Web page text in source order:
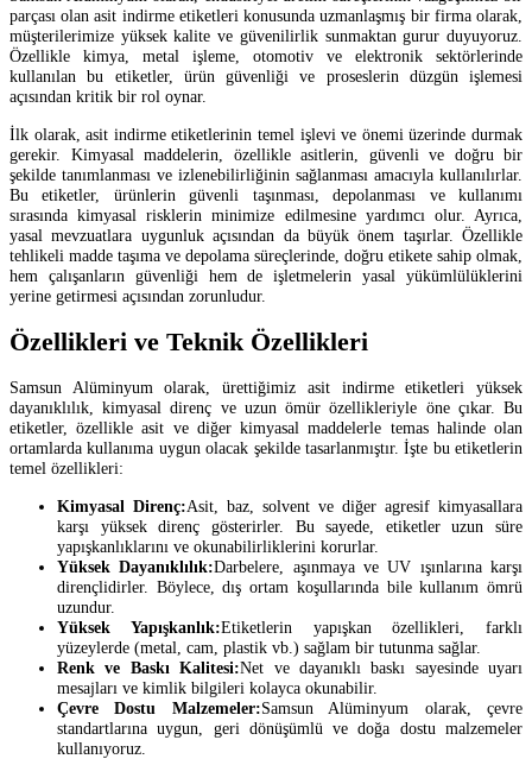
parçası olan asit indirme etiketleri konusunda uzmanlaşmış bir firma olarak,
müşterilerimize yüksek kalite ve güvenilirlik sunmaktan gurur duyuyoruz.
Özellikle kimya, metal işleme, otomotiv ve elektronik sektörlerinde
kullanılan bu etiketler, ürün güvenliği ve proseslerin düzgün işlemesi
açısından kritik bir rol oynar.
İlk olarak, asit indirme etiketlerinin temel işlevi ve önemi üzerinde durmak
gerekir. Kimyasal maddelerin, özellikle asitlerin, güvenli ve doğru bir
şekilde tanımlanması ve izlenebilirliğinin sağlanması amacıyla kullanılırlar.
Bu etiketler, ürünlerin güvenli taşınması, depolanması ve kullanımı
sırasında kimyasal risklerin minimize edilmesine yardımcı olur. Ayrıca,
yasal mevzuatlara uygunluk açısından da büyük önem taşırlar. Özellikle
tehlikeli madde taşıma ve depolama süreçlerinde, doğru etikete sahip olmak,
hem çalışanların güvenliği hem de işletmelerin yasal yükümlülüklerini
yerine getirmesi açısından zorunludur.
Özellikleri ve Teknik Özellikleri
Samsun Alüminyum olarak, ürettiğimiz asit indirme etiketleri yüksek
dayanıklılık, kimyasal direnç ve uzun ömür özellikleriyle öne çıkar. Bu
etiketler, özellikle asit ve diğer kimyasal maddelerle temas halinde olan
ortamlarda kullanıma uygun olacak şekilde tasarlanmıştır. İşte bu etiketlerin
temel özellikleri:
Kimyasal Direnç:Asit, baz, solvent ve diğer agresif kimyasallara
karşı yüksek direnç gösterirler. Bu sayede, etiketler uzun süre
yapışkanlıklarını ve okunabilirliklerini korurlar.
Yüksek Dayanıklılık:Darbelere, aşınmaya ve UV ışınlarına karşı
dirençlidirler. Böylece, dış ortam koşullarında bile kullanım ömrü
uzundur.
Yüksek Yapışkanlık:Etiketlerin yapışkan özellikleri, farklı
yüzeylerde (metal, cam, plastik vb.) sağlam bir tutunma sağlar.
Renk ve Baskı Kalitesi:Net ve dayanıklı baskı sayesinde uyarı
mesajları ve kimlik bilgileri kolayca okunabilir.
Çevre Dostu Malzemeler:Samsun Alüminyum olarak, çevre
standartlarına uygun, geri dönüşümlü ve doğa dostu malzemeler
kullanıyoruz.